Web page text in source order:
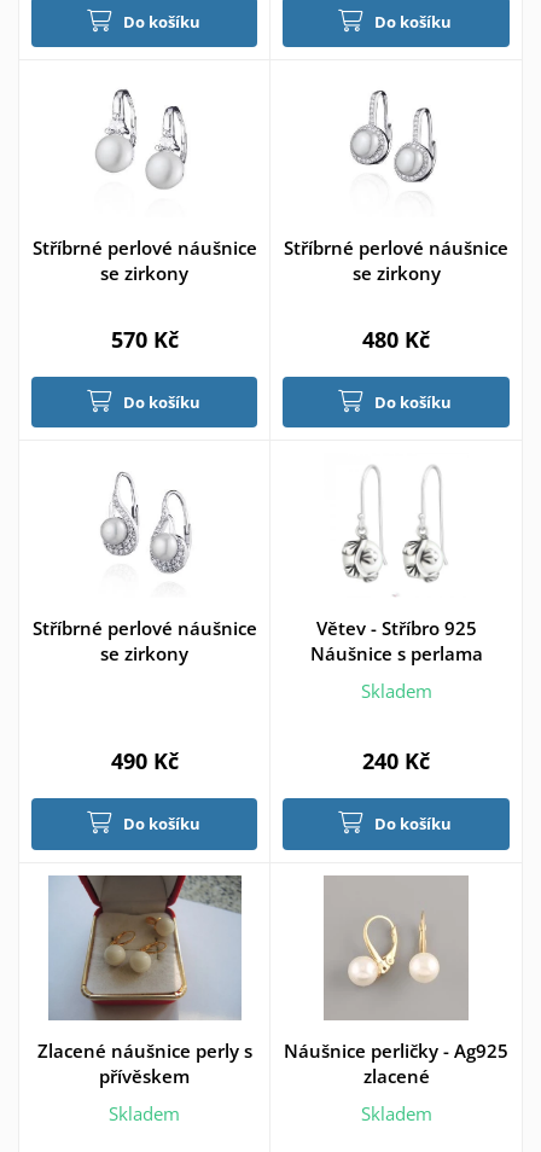
Do košíku Do košíku
Stříbrné perlové náušnice
se zirkony
570 Kč
Do košíku
Stříbrné perlové náušnice
se zirkony
480 Kč
Do košíku
Stříbrné perlové náušnice
se zirkony
490 Kč
Do košíku
Větev - Stříbro 925
Náušnice s perlama
Skladem
240 Kč
Do košíku
Zlacené náušnice perly s
přívěskem
Skladem
Náušnice perličky - Ag925
zlacené
Skladem